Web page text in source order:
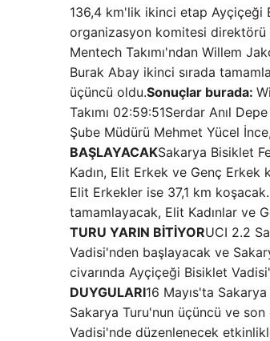
136,4 km'lik ikinci etap Ayçiçeği
organizasyon komitesi direktörü
Mentech Takımı'ndan Willem
Burak Abay ikinci sırada
üçüncü oldu.Sonuçlar burada:
Takımı 02:59:51Serdar Anıl
Şube Müdürü Mehmet Yücel
BAŞLAYACAKSakarya Bisiklet
Kadın, Elit Erkek ve Genç
Elit Erkekler ise 37,1 km
tamamlayacak, Elit Kadınlar ve
TURU YARIN BİTİYORUCI 2.2
Vadisi'nden başlayacak ve
civarında Ayçiçeği Bisiklet
DUYGULARI16 Mayıs'ta
Sakarya Turu'nun üçüncü ve
Vadisi'nde düzenlenecek